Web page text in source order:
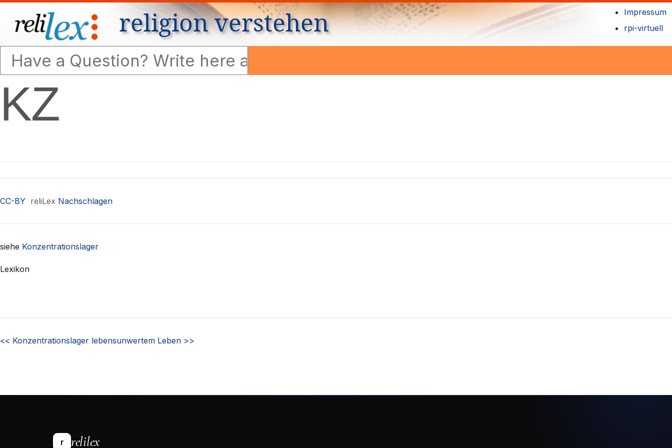
religion verstehen
Impressum
rpi-virtuell
KZ
CC-BY reliLex Nachschlagen
siehe Konzentrationslager
Lexikon
<< Konzentrationslager lebensunwertem Leben >>
r relilex